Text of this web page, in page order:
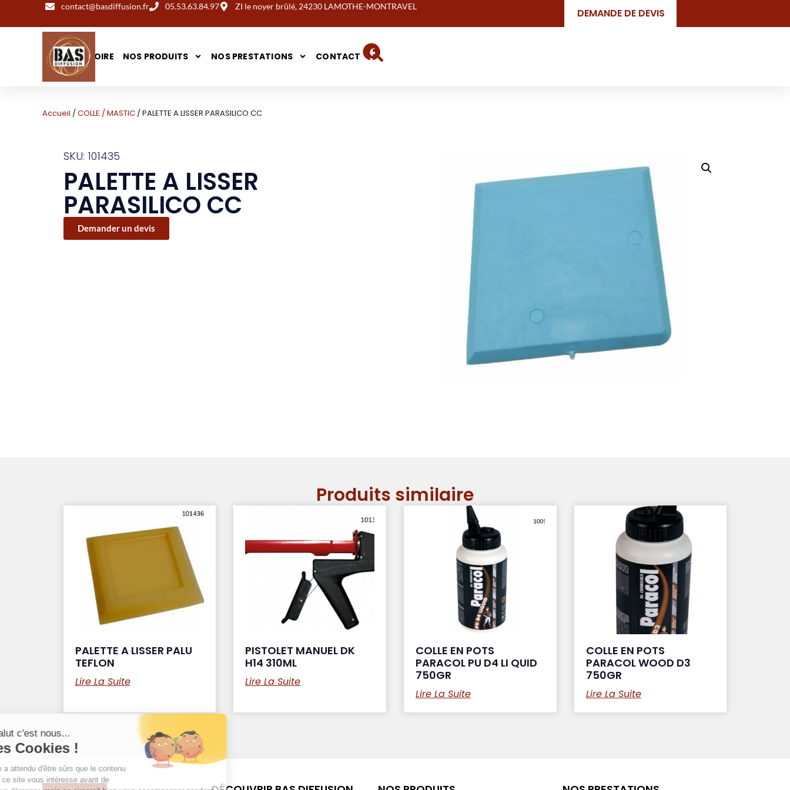
contact@basdiffusion.fr 05.53.63.84.97 ZI le noyer brûlé, 24230 LAMOTHE-MONTRAVEL
DEMANDE DE DEVIS
NOTRE HISTOIRE NOS PRODUITS NOS PRESTATIONS CONTACT
Accueil / COLLE / MASTIC / PALETTE A LISSER PARASILICO CC
SKU: 101435
PALETTE A LISSER
PARASILICO CC
Demander un devis
Produits similaire
PALETTE A LISSER PALU
TEFLON
Lire La Suite
PISTOLET MANUEL DK
H14 310ML
Lire La Suite
COLLE EN POTS
PARACOL PU D4 LI QUID
750GR
Lire La Suite
COLLE EN POTS
PARACOL WOOD D3
750GR
Lire La Suite